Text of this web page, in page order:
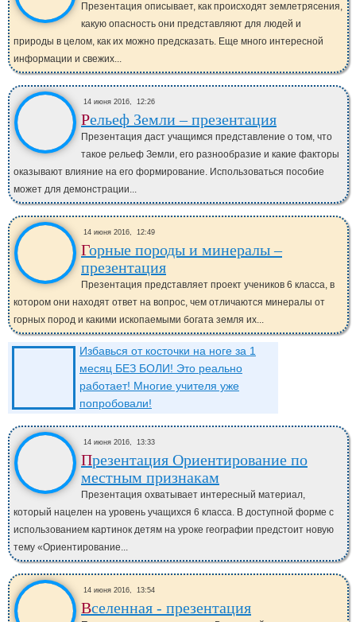
Презентация описывает, как происходят землетрясения,
какую опасность они представляют для людей и
природы в целом, как их можно предсказать. Еще много интересной
информации и свежих...
14 июня 2016, 12:26
Рельеф Земли – презентация
Презентация даст учащимся представление о том, что
такое рельеф Земли, его разнообразие и какие факторы
оказывают влияние на его формирование. Использоваться пособие
может для демонстрации...
14 июня 2016, 12:49
Горные породы и минералы –
презентация
Презентация представляет проект учеников 6 класса, в
котором они находят ответ на вопрос, чем отличаются минералы от
горных пород и какими ископаемыми богата земля их...
Избавься от косточки на ноге за 1
месяц БЕЗ БОЛИ! Это реально
работает! Многие учителя уже
попробовали!
14 июня 2016, 13:33
Презентация Ориентирование по
местным признакам
Презентация охватывает интересный материал,
который нацелен на уровень учащихся 6 класса. В доступной форме с
использованием картинок детям на уроке географии предстоит новую
тему «Ориентирование...
14 июня 2016, 13:54
Вселенная - презентация